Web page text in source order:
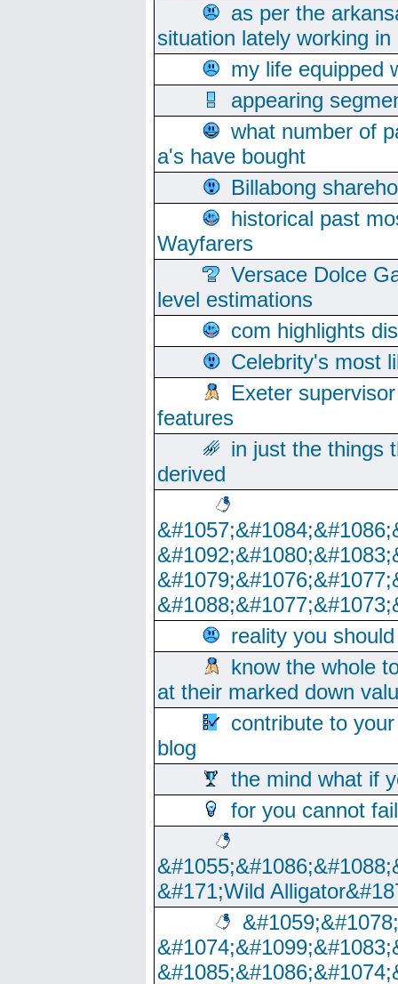
as per the
situation lately working
my life equipped
appearing
what number of
a's have bought
Billabong
historical past
Wayfarers
Versace Dolce
level estimations
com highlights
Celebrity's most
Exeter
features
in just the things
derived
reality you
know the whole
at their marked down
contribute to
blog
the mind what if
for you cannot
&#171;Wild